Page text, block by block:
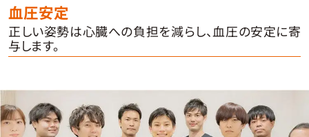
血圧安定
正しい姿勢は心臓への負担を減らし、血圧の安定に寄
与します。